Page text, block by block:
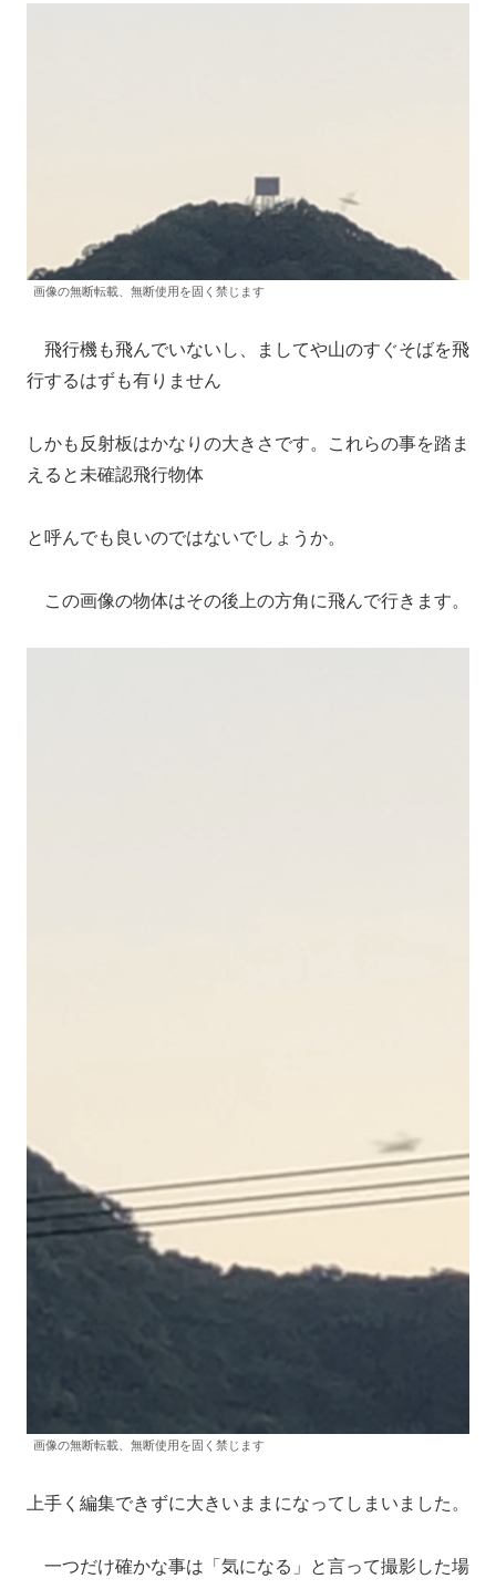
画像の無断転載、無断使用を固く禁じます
飛行機も飛んでいないし、ましてや山のすぐそばを飛
行するはずも有りません
しかも反射板はかなりの大きさです。これらの事を踏ま
えると未確認飛行物体
と呼んでも良いのではないでしょうか。
この画像の物体はその後上の方角に飛んで行きます。
画像の無断転載、無断使用を固く禁じます
上手く編集できずに大きいままになってしまいました。
一つだけ確かな事は「気になる」と言って撮影した場